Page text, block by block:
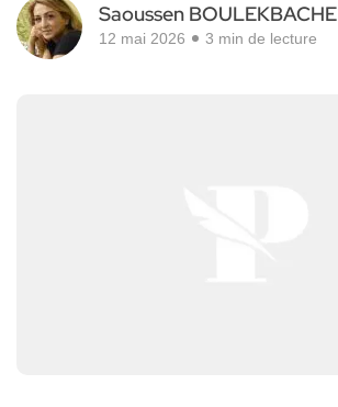
Saoussen BOULEKBACHE
12 mai 2026 3 min de lecture